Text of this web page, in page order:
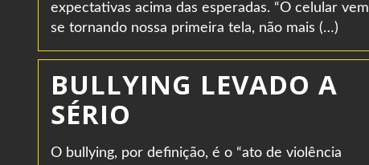
expectativas acima das esperadas. “O celular vem
se tornando nossa primeira tela, não mais (…)
BULLYING LEVADO A
SÉRIO
O bullying, por definição, é o “ato de violência